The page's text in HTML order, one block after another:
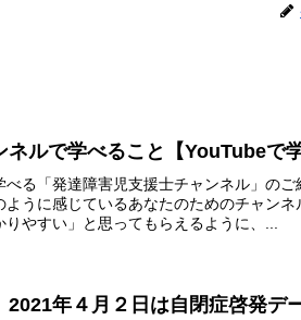
ルで学べること【YouTubeで
る「発達障害児支援士チャンネル」の
うに感じているあなたのためのチャン
やすい」と思ってもらえるように、...
2021年４月２日は自閉症啓発デ